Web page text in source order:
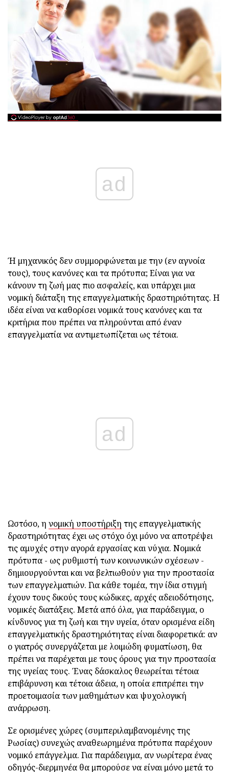
ad
Ή μηχανικός δεν συμμορφώνεται με την (εν αγνοία
τους), τους κανόνες και τα πρότυπα; Είναι για να
κάνουν τη ζωή μας πιο ασφαλείς, και υπάρχει μια
νομική διάταξη της επαγγελματικής δραστηριότητας. Η
ιδέα είναι να καθορίσει νομικά τους κανόνες και τα
κριτήρια που πρέπει να πληρούνται από έναν
επαγγελματία να αντιμετωπίζεται ως τέτοια.
ad
Ωστόσο, η νομική υποστήριξη της επαγγελματικής
δραστηριότητας έχει ως στόχο όχι μόνο να αποτρέψει
τις αμυχές στην αγορά εργασίας και νύχια. Νομικά
πρότυπα - ως ρυθμιστή των κοινωνικών σχέσεων -
δημιουργούνται και να βελτιωθούν για την προστασία
των επαγγελματιών. Για κάθε τομέα, την ίδια στιγμή
έχουν τους δικούς τους κώδικες, αρχές αδειοδότησης,
νομικές διατάξεις. Μετά από όλα, για παράδειγμα, ο
κίνδυνος για τη ζωή και την υγεία, όταν ορισμένα είδη
επαγγελματικής δραστηριότητας είναι διαφορετικά: αν
ο γιατρός συνεργάζεται με λοιμώδη φυματίωση, θα
πρέπει να παρέχεται με τους όρους για την προστασία
της υγείας τους. Ένας δάσκαλος θεωρείται τέτοια
επιβάρυνση και τέτοια άδεια, η οποία επιτρέπει την
προετοιμασία των μαθημάτων και ψυχολογική
ανάρρωση.
Σε ορισμένες χώρες (συμπεριλαμβανομένης της
Ρωσίας) συνεχώς αναθεωρημένα πρότυπα παρέχουν
νομικό επάγγελμα. Για παράδειγμα, αν νωρίτερα ένας
οδηγός-διερμηνέα θα μπορούσε να είναι μόνο μετά το